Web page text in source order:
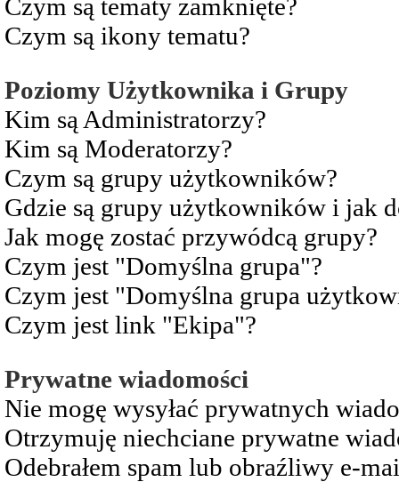
Czym są tematy zamknięte?
Czym są ikony tematu?
Poziomy Użytkownika i Grupy
Kim są Administratorzy?
Kim są Moderatorzy?
Czym są grupy użytkowników?
Gdzie są grupy użytkowników i jak
Jak mogę zostać przywódcą grupy?
Czym jest "Domyślna grupa"?
Czym jest "Domyślna grupa
Czym jest link "Ekipa"?
Prywatne wiadomości
Nie mogę wysyłać prywatnych
Otrzymuję niechciane prywatne
Odebrałem spam lub obraźliwy e-